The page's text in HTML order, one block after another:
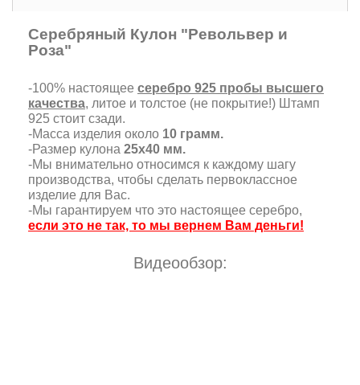
Серебряный Кулон "Револьвер и
Роза"
-100% настоящее серебро 925 пробы высшего
качества, литое и толстое (не покрытие!) Штамп
925 стоит сзади.
-Масса изделия около 10 грамм.
-Размер кулона 25х40 мм.
-Мы внимательно относимся к каждому шагу
производства, чтобы сделать первоклассное
изделие для Вас.
-Мы гарантируем что это настоящее серебро,
если это не так, то мы вернем Вам деньги!
Видеообзор: